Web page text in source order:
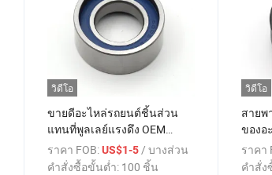
วิดีโอ
ขายดีอะไหล่รถยนต์ชิ้นส่วน
แทนที่พูลเลย์แรงดึง OEM
082917 26207509 081821
สำหรับซิตโรอีน C25/CX/GS
ราคา FOB: US$1-5 / บางส่วน
คำสั่งซื้อขั้นต่ำ: 100 ชิ้น
วิดีโอ
สายพ
ของอ
ราคา
คำสั่ง